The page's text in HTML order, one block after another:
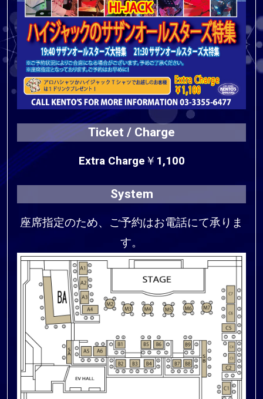
Ticket / Charge
Extra Charge￥1,100
System
座席指定のため、ご予約はお電話にて承りま
す。